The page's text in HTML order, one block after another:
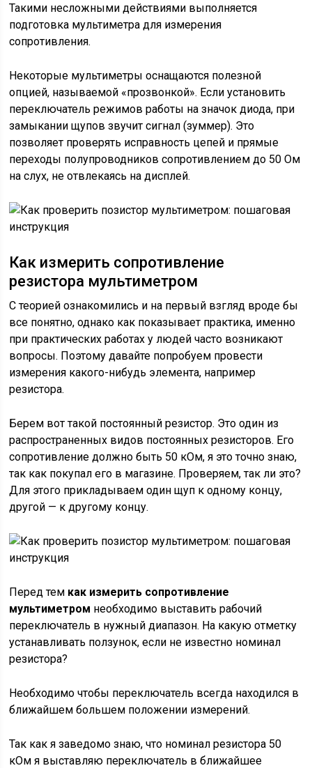
Такими несложными действиями выполняется
подготовка мультиметра для измерения
сопротивления.
Некоторые мультиметры оснащаются полезной
опцией, называемой «прозвонкой». Если установить
переключатель режимов работы на значок диода, при
замыкании щупов звучит сигнал (зуммер). Это
позволяет проверять исправность цепей и прямые
переходы полупроводников сопротивлением до 50 Ом
на слух, не отвлекаясь на дисплей.
Как измерить сопротивление
резистора мультиметром
С теорией ознакомились и на первый взгляд вроде бы
все понятно, однако как показывает практика, именно
при практических работах у людей часто возникают
вопросы. Поэтому давайте попробуем провести
измерения какого-нибудь элемента, например
резистора.
Берем вот такой постоянный резистор. Это один из
распространенных видов постоянных резисторов. Его
сопротивление должно быть 50 кОм, я это точно знаю,
так как покупал его в магазине. Проверяем, так ли это?
Для этого прикладываем один щуп к одному концу,
другой — к другому концу.
Перед тем как измерить сопротивление
мультиметром необходимо выставить рабочий
переключатель в нужный диапазон. На какую отметку
устанавливать ползунок, если не известно номинал
резистора?
Необходимо чтобы переключатель всегда находился в
ближайшем большем положении измерений.
Так как я заведомо знаю, что номинал резистора 50
кОм я выставляю переключатель в ближайшее